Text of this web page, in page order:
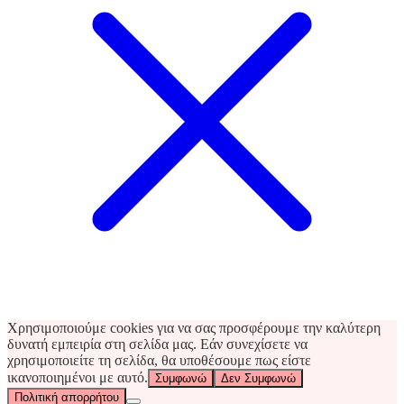
Χρησιμοποιούμε cookies για να σας προσφέρουμε την καλύτερη
δυνατή εμπειρία στη σελίδα μας. Εάν συνεχίσετε να
χρησιμοποιείτε τη σελίδα, θα υποθέσουμε πως είστε
ικανοποιημένοι με αυτό. Συμφωνώ
Δεν Συμφωνώ
Πολιτική απορρήτου